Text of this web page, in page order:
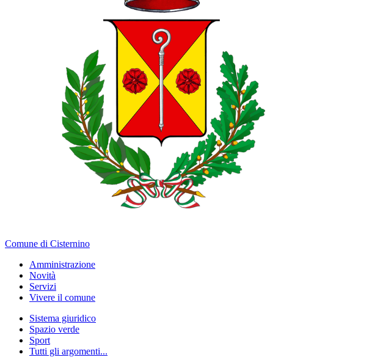
Comune di Cisternino
Amministrazione
Novità
Servizi
Vivere il comune
Sistema giuridico
Spazio verde
Sport
Tutti gli argomenti...